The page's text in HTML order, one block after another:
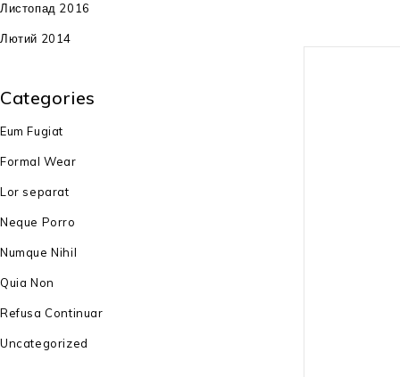
Листопад 2016
Лютий 2014
Categories
Eum Fugiat
Formal Wear
Lor separat
Neque Porro
Numque Nihil
Quia Non
Refusa Continuar
Uncategorized